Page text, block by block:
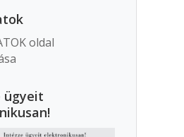
oldal
ügyeit